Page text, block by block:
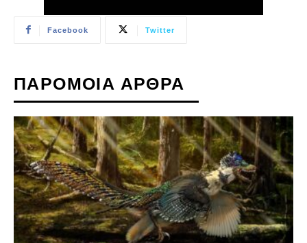
Facebook Twitter
ΠΑΡΟΜΟΙΑ ΑΡΘΡΑ